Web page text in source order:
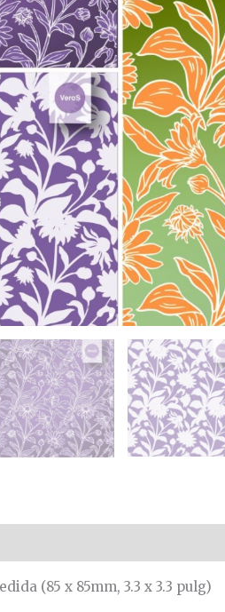
(85 x 85mm, 3.3 x 3.3 pulg)